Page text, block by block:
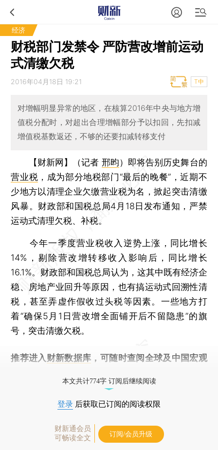
经济
财税部门发禁令 严防营改增前运动
式清缴欠税
2016年04月18日 19:21 T中
对增幅明显异常的地区，在核算2016年中央与地方增
值税分配时，对超出合理增幅部分予以扣回，先扣减
增值税基数返还，不够的还要扣减转移支付
【财新网】（记者 邢昀） 即将告别历史舞台的
营业税 ，成为部分地税部门“最后的晚餐”，近期不
少地方以清理企业欠缴营业税为名，掀起突击清缴
风暴。财政部和国税总局4月18日发布通知，严禁
运动式清理欠税、补税。
今年一季度营业税收入逆势上涨，同比增长
14%，剔除营改增转移收入影响后，同比增长
16.1%。财政部和国税总局认为，这其中既有经济企
稳、房地产业回升等原因，也有搞运动式回溯性清
税，甚至弄虚作假收过头税等因素。一些地方打
着“确保5月1日营改增全面铺开后不留隐患”的旗
号，突击清缴欠税。
推荐进入 财新数据库 ，可随时查阅全球及中国宏观
本文共计774字 订阅后继续阅读
登录 后获取已订阅的阅读权限
财新通会员
可畅读全文
订阅/会员升级